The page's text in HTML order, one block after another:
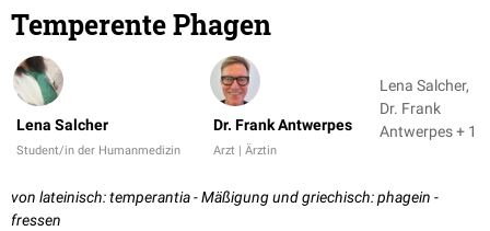
Temperente Phagen
Lena Salcher
Student/in der Humanmedizin
Dr. Frank Antwerpes
Arzt | Ärztin
Lena Salcher,
Dr. Frank
Antwerpes + 1
von lateinisch: temperantia - Mäßigung und griechisch: phagein -
fressen